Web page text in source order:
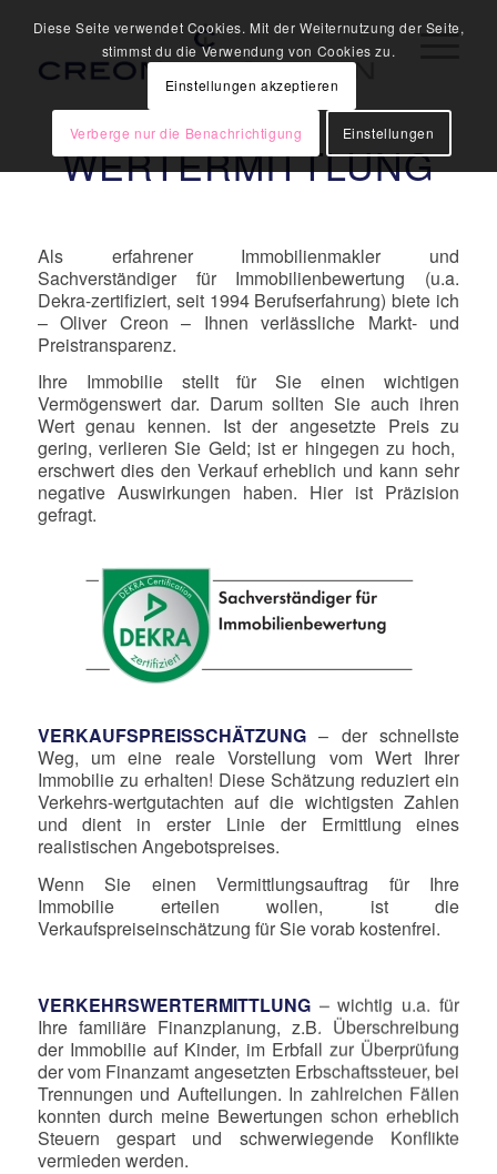
WERTERMITTLUNG
Als erfahrener Immobilienmakler und
Sachverständiger für Immobilienbewertung (u.a.
Dekra-zertifiziert, seit 1994 Berufserfahrung) biete ich
– Oliver Creon – Ihnen verlässliche Markt- und
Preistransparenz.
Ihre Immobilie stellt für Sie einen wichtigen
Vermögenswert dar. Darum sollten Sie auch ihren
Wert genau kennen. Ist der angesetzte Preis zu
gering, verlieren Sie Geld; ist er hingegen zu hoch,
erschwert dies den Verkauf erheblich und kann sehr
negative Auswirkungen haben. Hier ist Präzision
gefragt.
VERKAUFSPREISSCHÄTZUNG– der schnellste
Weg, um eine reale Vorstellung vom Wert Ihrer
Immobilie zu erhalten! Diese Schätzung reduziert ein
Verkehrs-wertgutachten auf die wichtigsten Zahlen
und dient in erster Linie der Ermittlung eines
realistischen Angebotspreises.
Wenn Sie einen Vermittlungsauftrag für Ihre
Immobilie erteilen wollen, ist die
Verkaufspreiseinschätzung für Sie vorab kostenfrei.
VERKEHRSWERTERMITTLUNG– wichtig u.a. für
Ihre familiäre Finanzplanung, z.B. Überschreibung
der Immobilie auf Kinder, im Erbfall zur Überprüfung
der vom Finanzamt angesetzten Erbschaftssteuer, bei
Trennungen und Aufteilungen. In zahlreichen Fällen
konnten durch meine Bewertungen schon erheblich
Steuern gespart und schwerwiegende Konflikte
vermieden werden.
Diese Seite verwendet Cookies. Mit der Weiternutzung der Seite,
stimmst du die Verwendung von Cookies zu.
Einstellungen akzeptieren
Verberge nur die Benachrichtigung Einstellungen